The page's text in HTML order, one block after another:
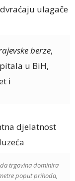
ulagače
berze,
u BiH,
i
djelatnost
trgovina dominira
poput prihoda,